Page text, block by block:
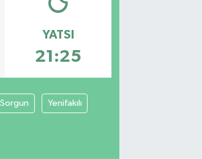
YATSI
21:25
Sorgun Yenifakılı